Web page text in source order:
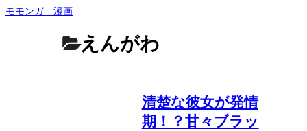
モモンガ 漫画
えんがわ
清楚な彼女が発情
期！？甘々ブラッ